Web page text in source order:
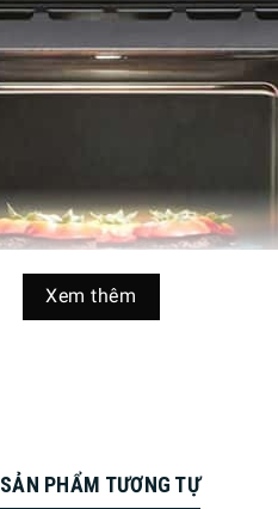
Xem thêm
SẢN PHẨM TƯƠNG TỰ